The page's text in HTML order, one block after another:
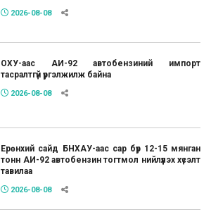
2026-08-08
ОХУ-аас АИ-92 автобензиний импорт
тасралтгүй үргэлжилж байна
2026-08-08
Ерөнхий сайд БНХАУ-аас сар бүр 12-15 мянган
тонн АИ-92 автобензин тогтмол нийлүүлэх хүсэлт
тавилаа
2026-08-08